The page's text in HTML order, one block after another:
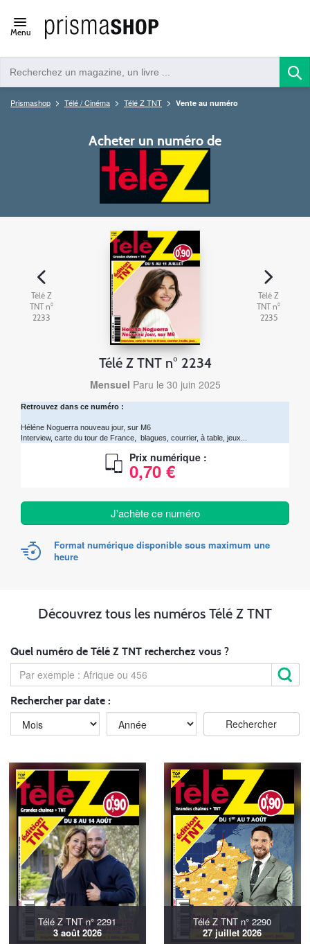
Open/close
navigation
Menu
Prismashop Télé / Cinéma Télé Z TNT Vente au numéro
Acheter un numéro de
Télé Z
TNT n°
2233
Télé Z TNT n° 2234
Mensuel Paru le 30 juin 2025
Retrouvez dans ce numéro :
Héléne Noguerra nouveau jour, sur M6
Interview, carte du tour de France, blagues, courrier, à table, jeux...
Prix numérique :
0,70 €
J'achète ce numéro
Format numérique disponible sous maximum une
heure
Télé Z
TNT n°
2235
Découvrez tous les numéros Télé Z TNT
Quel numéro de Télé Z TNT recherchez vous ?
Rechercher par date :
Télé Z TNT n° 2291
3 août 2026
Télé Z TNT n° 2290
27 juillet 2026